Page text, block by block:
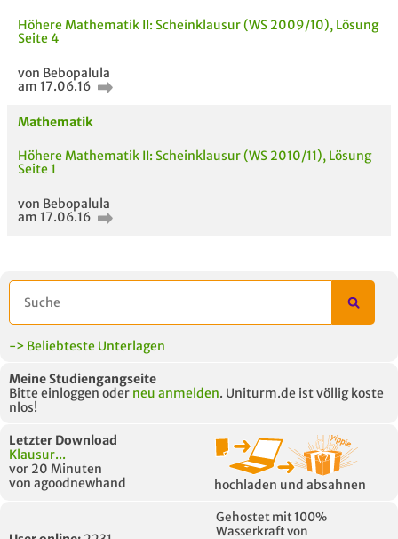
Höhere Mathematik II: Scheinklausur (WS 2009/10), Lösung
Seite 4
von Bebopalula
am 17.06.16
Mathematik
Höhere Mathematik II: Scheinklausur (WS 2010/11), Lösung
Seite 1
von Bebopalula
am 17.06.16
-> Beliebteste Unterlagen
Meine Studiengangseite
Bitte einloggen oder neu anmelden. Uniturm.de ist völlig koste
nlos!
Letzter Download
Klausur...
vor 20 Minuten
von agoodnewhand
hochladen und absahnen
Gehostet mit 100%
Wasserkraft von